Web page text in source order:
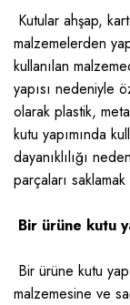
Kutular ahşap,
malzemelerden
kullanılan
yapısı nedeniyle
olarak plastik,
kutu yapımında
dayanıklılığı
parçaları
Bir ürüne kutu
Bir ürüne kutu
malzemesine ve